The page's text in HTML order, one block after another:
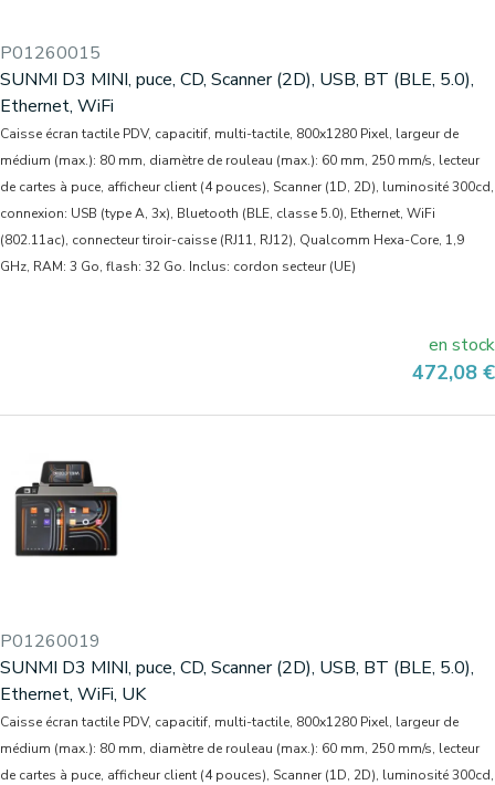
P01260015
SUNMI D3 MINI, puce, CD, Scanner (2D), USB, BT (BLE, 5.0),
Ethernet, WiFi
Caisse écran tactile PDV, capacitif, multi-tactile, 800x1280 Pixel, largeur de
médium (max.): 80 mm, diamètre de rouleau (max.): 60 mm, 250 mm/s, lecteur
de cartes à puce, afficheur client (4 pouces), Scanner (1D, 2D), luminosité 300cd,
connexion: USB (type A, 3x), Bluetooth (BLE, classe 5.0), Ethernet, WiFi
(802.11ac), connecteur tiroir-caisse (RJ11, RJ12), Qualcomm Hexa-Core, 1,9
GHz, RAM: 3 Go, flash: 32 Go. Inclus: cordon secteur (UE)
en stock
Prix
472,08 €
P01260019
SUNMI D3 MINI, puce, CD, Scanner (2D), USB, BT (BLE, 5.0),
Ethernet, WiFi, UK
Caisse écran tactile PDV, capacitif, multi-tactile, 800x1280 Pixel, largeur de
médium (max.): 80 mm, diamètre de rouleau (max.): 60 mm, 250 mm/s, lecteur
de cartes à puce, afficheur client (4 pouces), Scanner (1D, 2D), luminosité 300cd,